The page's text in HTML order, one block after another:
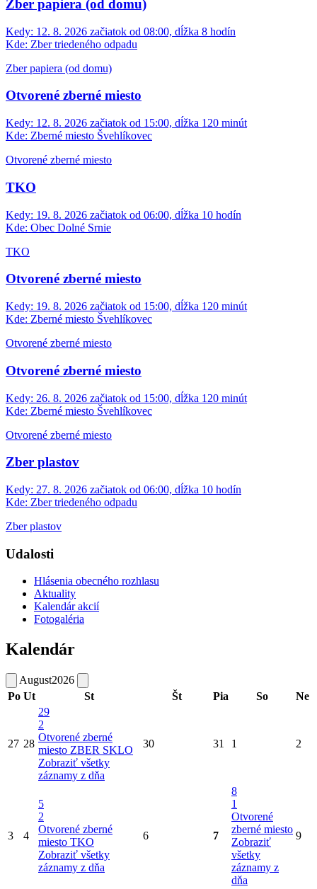
Zber papiera (od domu)
Kedy: 12. 8. 2026 začiatok od 08:00, dĺžka 8 hodín
Kde: Zber triedeného odpadu
Zber papiera (od domu)
Otvorené zberné miesto
Kedy: 12. 8. 2026 začiatok od 15:00, dĺžka 120 minút
Kde: Zberné miesto Švehlíkovec
Otvorené zberné miesto
TKO
Kedy: 19. 8. 2026 začiatok od 06:00, dĺžka 10 hodín
Kde: Obec Dolné Srnie
TKO
Otvorené zberné miesto
Kedy: 19. 8. 2026 začiatok od 15:00, dĺžka 120 minút
Kde: Zberné miesto Švehlíkovec
Otvorené zberné miesto
Otvorené zberné miesto
Kedy: 26. 8. 2026 začiatok od 15:00, dĺžka 120 minút
Kde: Zberné miesto Švehlíkovec
Otvorené zberné miesto
Zber plastov
Kedy: 27. 8. 2026 začiatok od 06:00, dĺžka 10 hodín
Kde: Zber triedeného odpadu
Zber plastov
Udalosti
Hlásenia obecného rozhlasu
Aktuality
Kalendár akcií
Fotogaléria
Kalendár
August2026
Po Ut St Št Pia So Ne
27 28
29
2
Otvorené zberné
miesto ZBER SKLO
Zobraziť všetky
záznamy z dňa
30 31 1 2
3 4
5
2
Otvorené zberné
miesto TKO
Zobraziť všetky
záznamy z dňa
6 7
8
1
Otvorené
zberné miesto
Zobraziť
všetky
záznamy z
dňa
9